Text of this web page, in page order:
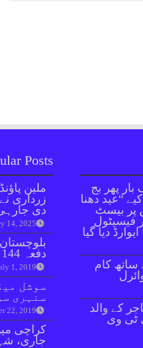
Posts
ملین
زرداری
دی
14, 2025
دفعہ 144 نافذ کردی
1, 2019
سوشل
سنہری
22, 2019
کراچی
جاری،
پھر بج
“عید دھنا
پر بیسٹ
فیسیٹول
دیا گیا
کام
کے والد
ٹی وی